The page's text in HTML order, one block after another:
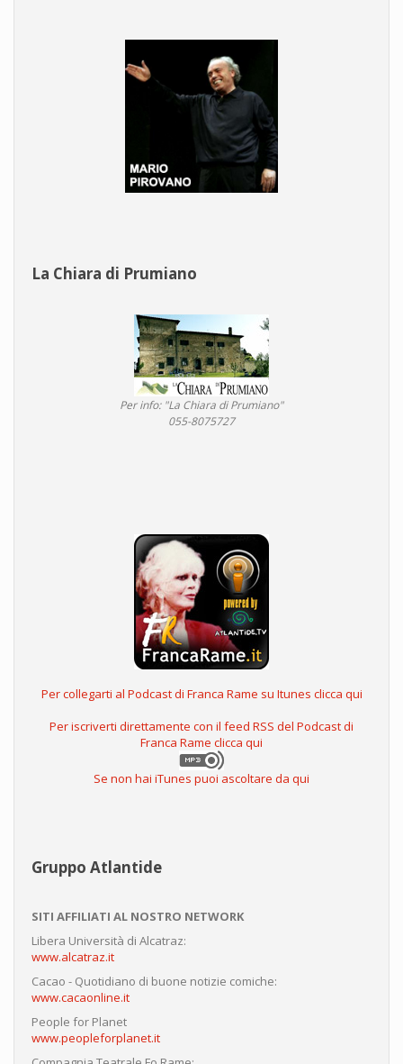
La Chiara di Prumiano
Per info: "La Chiara di Prumiano"
055-8075727
Per collegarti al Podcast di Franca Rame su Itunes clicca qui
Per iscriverti direttamente con il feed RSS del Podcast di
Franca Rame clicca qui
Se non hai iTunes puoi ascoltare da qui
Gruppo Atlantide
SITI AFFILIATI AL NOSTRO NETWORK
Libera Università di Alcatraz:
www.alcatraz.it
Cacao - Quotidiano di buone notizie comiche:
www.cacaonline.it
People for Planet
www.peopleforplanet.it